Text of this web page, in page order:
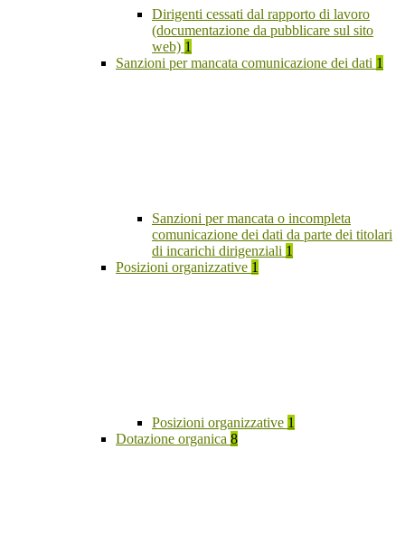
Dirigenti cessati dal rapporto di lavoro
(documentazione da pubblicare sul sito
web) 1
Sanzioni per mancata comunicazione dei dati 1
Sanzioni per mancata o incompleta
comunicazione dei dati da parte dei titolari
di incarichi dirigenziali 1
Posizioni organizzative 1
Posizioni organizzative 1
Dotazione organica 8